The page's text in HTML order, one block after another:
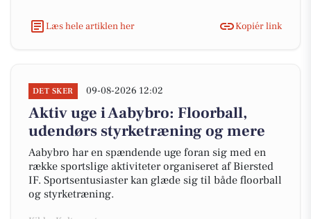
Læs hele artiklen her Kopiér link
DET SKER 09-08-2026 12:02
Aktiv uge i Aabybro: Floorball,
udendørs styrketræning og mere
Aabybro har en spændende uge foran sig med en
række sportslige aktiviteter organiseret af Biersted
IF. Sportsentusiaster kan glæde sig til både floorball
og styrketræning.